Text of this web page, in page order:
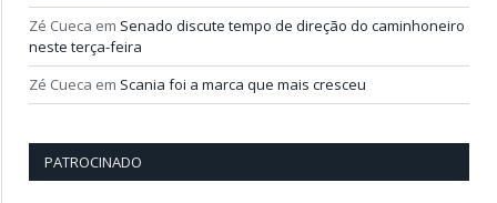
Zé Cueca em Senado discute tempo de direção do caminhoneiro
neste terça-feira
Zé Cueca em Scania foi a marca que mais cresceu
PATROCINADO